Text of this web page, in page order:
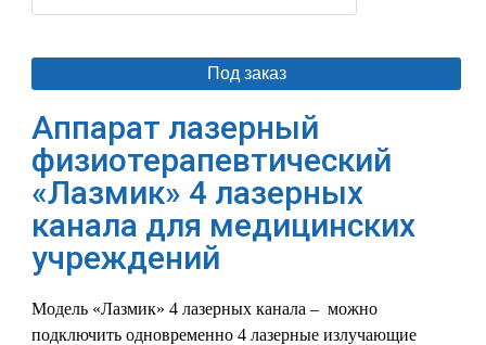
Под заказ
Аппарат лазерный
физиотерапевтический
«Лазмик» 4 лазерных
канала для медицинских
учреждений
Модель «Лазмик» 4 лазерных канала – можно
подключить одновременно 4 лазерные излучающие